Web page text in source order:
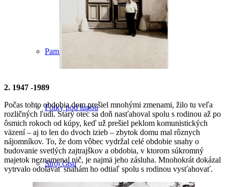
Pamiatky
Fotky pod lupou
Stroj času
2. 1947 -1989
Počas tohto obdobia dom prešiel mnohými zmenami, žilo tu veľa
rozličných ľudí. Starý otec sa doň nasťahoval spolu s rodinou až po
ôsmich rokoch od kúpy, keď už prešiel peklom komunistických
väzení – aj to len do dvoch izieb – zbytok domu mal rôznych
nájomníkov. To, že dom vôbec vydržal celé obdobie snahy o
budovanie svetlých zajtrajškov a obdobia, v ktorom súkromný
majetok neznamenal nič, je najmä jeho zásluha. Mnohokrát dokázal
vytrvalo odolávať snahám ho odtiaľ spolu s rodinou vysťahovať.